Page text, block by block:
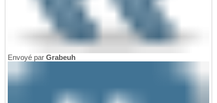
Envoyé par Grabeuh